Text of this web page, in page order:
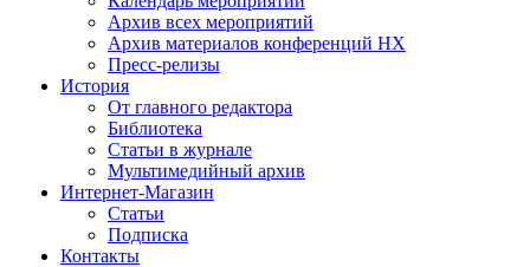
Архив всех мероприятий
Архив материалов конференций НХ
Пресс-релизы
История
От главного редактора
Библиотека
Статьи в журнале
Мультимедийный архив
Интернет-Магазин
Статьи
Подписка
Контакты